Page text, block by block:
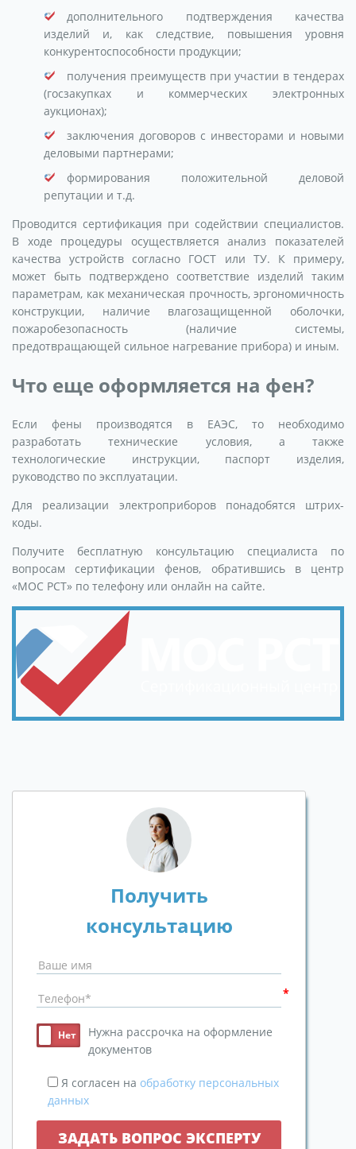
дополнительного подтверждения качества
изделий и, как следствие, повышения уровня
конкурентоспособности продукции;
получения преимуществ при участии в тендерах
(госзакупках и коммерческих электронных
аукционах);
заключения договоров с инвесторами и новыми
деловыми партнерами;
формирования положительной деловой
репутации и т.д.
Проводится сертификация при содействии специалистов.
В ходе процедуры осуществляется анализ показателей
качества устройств согласно ГОСТ или ТУ. К примеру,
может быть подтверждено соответствие изделий таким
параметрам, как механическая прочность, эргономичность
конструкции, наличие влагозащищенной оболочки,
пожаробезопасность (наличие системы,
предотвращающей сильное нагревание прибора) и иным.
Что еще оформляется на фен?
Если фены производятся в ЕАЭС, то необходимо
разработать технические условия, а также
технологические инструкции, паспорт изделия,
руководство по эксплуатации.
Для реализации электроприборов понадобятся штрих-
коды.
Получите бесплатную консультацию специалиста по
вопросам сертификации фенов, обратившись в центр
«МОС РСТ» по телефону или онлайн на сайте.
Получить
консультацию
Нужна рассрочка на оформление
документов
Я согласен на обработку персональных
данных